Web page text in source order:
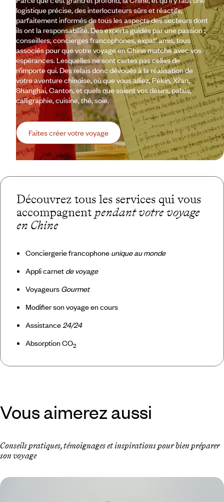
logistique précise, des interlocuteurs sûrs et réactifs,
parfaitement informés de tous les aspects des secteurs dont
ils ont la responsabilité. Des experts guidés par une passion :
conseillers, concierges francophones, expat’ amis, tous
associés pour que votre voyage en Chine matche avec vos
espérances. Lesquelles ne sont certes pas celles de
n’importe qui. Des relais donc dévoués à la réalisation de
votre aventure chinoise, où que vous alliez, Pékin, Xi’an,
Shanghai, Canton, et quels que soient vos désirs, palais,
calligraphie, cuisine, thé, soie.
Faites créer votre voyage
Découvrez tous les services qui vous
accompagnent pendant votre voyage
en Chine
Conciergerie francophone unique au monde
Appli carnet de voyage
Voyageurs Gourmet
Modifier son voyage en cours
Assistance24/24
Absorption CO2
Vous aimerez aussi
Conseils pratiques, témoignages et inspirations pour bien préparer
son voyage